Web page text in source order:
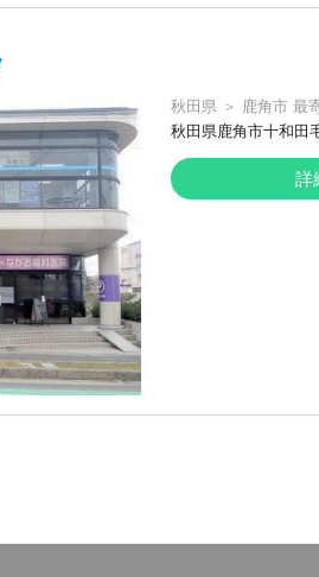
秋田県 ＞ 鹿角市 最
秋田県鹿角市十和田
詳